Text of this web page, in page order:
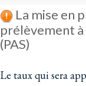
La mise en
prélèvement à
(PAS)
Le taux qui sera